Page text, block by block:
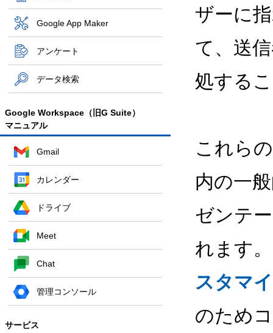
Google App Maker
アンケート
データ検索
Google Workspace（旧G Suite）
マニュアル
Gmail
カレンダー
ドライブ
Meet
Chat
管理コンソール
サービス
ザーに
て、送
処する
これら
内の一
ゼンテ
れます
スタマ
のため